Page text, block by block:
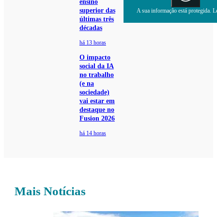
ensino
superior das
últimas três
décadas
há 13 horas
O impacto
social da IA
no trabalho
(e na
sociedade)
vai estar em
destaque no
Fusion 2026
há 14 horas
A sua informação está protegida.
Mais Notícias